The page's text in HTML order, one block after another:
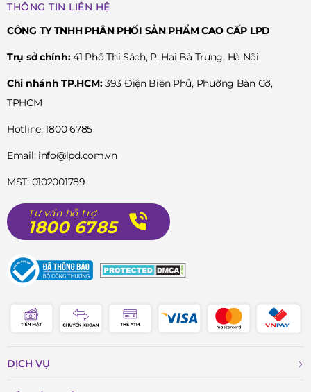
THÔNG TIN LIÊN HỆ
CÔNG TY TNHH PHÂN PHỐI SẢN PHẨM CAO CẤP LPD
Trụ sở chính:41 Phố Thi Sách, P. Hai Bà Trưng, Hà Nội
Chi nhánh TP.HCM:393 Điện Biên Phủ, Phường Bàn Cờ,
TPHCM
Hotline: 1800 6785
Email: info@lpd.com.vn
MST: 0102001789
Tư vấn hỗ trợ
1800 6785
DỊCH VỤ